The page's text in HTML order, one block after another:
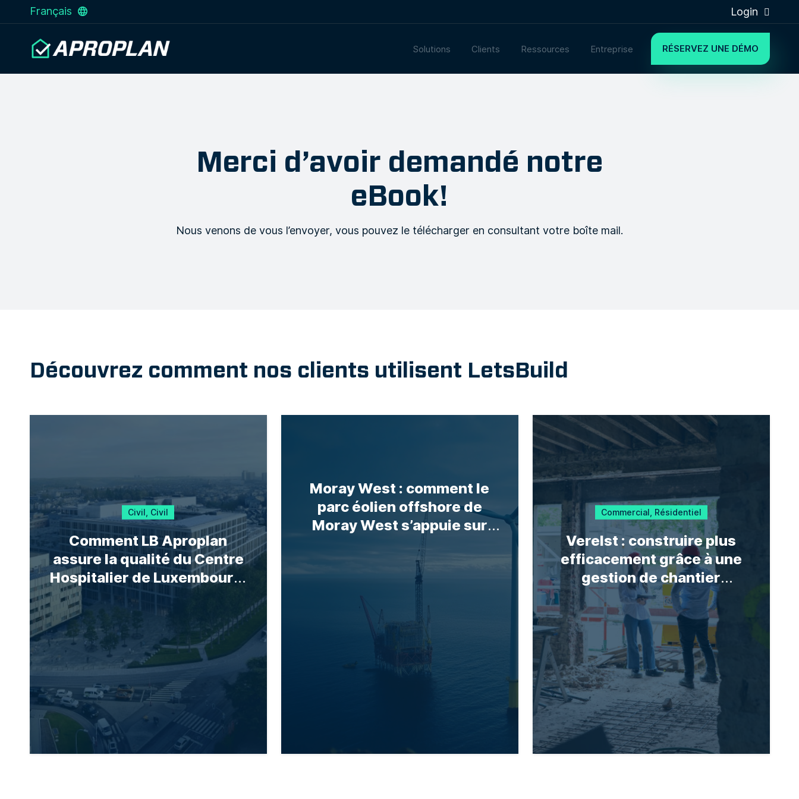
Français Login
Solutions Clients Ressources Entreprise RÉSERVEZ UNE DÉMO
Merci d’avoir demandé notre
eBook!
Nous venons de vous l’envoyer, vous pouvez le télécharger en consultant votre boîte mail.
Découvrez comment nos clients utilisent LetsBuild
Civil, Civil
Comment LB Aproplan
assure la qualité du Centre
Hospitalier de Luxembourg,
un projet de 800M€.
Moray West : comment le
parc éolien offshore de
Moray West s’appuie sur
Aproplan pour renforcer la
qualité et l’efficacité de sa
fabrication
Commercial, Résidentiel
Verelst : construire plus
efficacement grâce à une
gestion de chantier
digitalisée